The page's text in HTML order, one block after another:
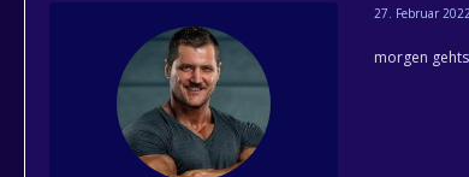
27. Februar 2022
morgen